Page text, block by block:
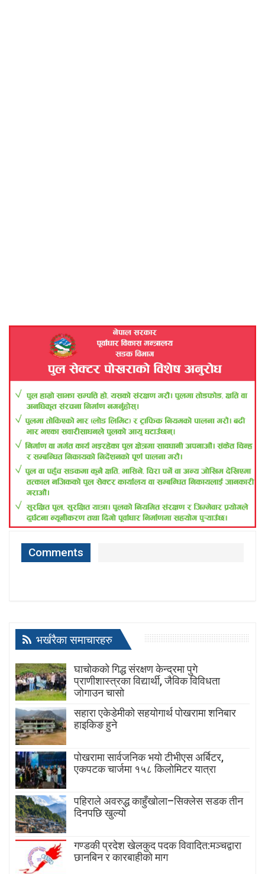
Comments
भर्खरैका समाचारहरु
घाचोकको गिद्ध संरक्षण केन्द्रमा पुगे
प्राणीशास्त्रका विद्यार्थी, जैविक विविधता
जोगाउन चासो
सहारा एकेडेमीको सहयोगार्थ पोखरामा शनिबार
हाइकिङ हुने
पोखरामा सार्वजनिक भयो टीभीएस अर्बिटर,
एकपटक चार्जमा १५८ किलोमिटर यात्रा
पहिराले अवरुद्ध काहुँखोला–सिक्लेस सडक तीन
दिनपछि खुल्यो
गण्डकी प्रदेश खेलकुद पदक विवादित:मञ्चद्वारा
छानबिन र कारबाहीको माग